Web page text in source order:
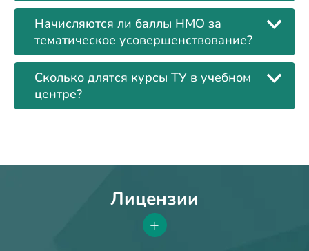
Начисляются ли баллы НМО за
тематическое усовершенствование?
Сколько длятся курсы ТУ в учебном
центре?
Лицензии
+